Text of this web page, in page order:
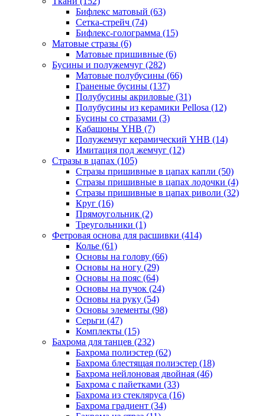
Бифлекс матовый (63)
Сетка-стрейч (74)
Бифлекс-голограмма (15)
Матовые стразы (6)
Матовые пришивные (6)
Бусины и полужемчуг (282)
Матовые полубусины (66)
Граненые бусины (137)
Полубусины акриловые (31)
Полубусины из керамики Pellosa (12)
Бусины со стразами (3)
Кабашоны YHB (7)
Полужемчуг керамический YHB (14)
Имитация под жемчуг (12)
Стразы в цапах (105)
Стразы пришивные в цапах капли (50)
Стразы пришивные в цапах лодочки (4)
Стразы пришивные в цапах риволи (32)
Круг (16)
Прямоугольник (2)
Треугольники (1)
Фетровая основа для расшивки (414)
Колье (61)
Основы на голову (66)
Основы на ногу (29)
Основы на пояс (64)
Основы на пучок (24)
Основы на руку (54)
Основы элементы (98)
Серьги (47)
Комплекты (15)
Бахрома для танцев (232)
Бахрома полиэстер (62)
Бахрома блестящая полиэстер (18)
Бахрома нейлоновая двойная (46)
Бахрома с пайетками (33)
Бахрома из стекляруса (16)
Бахрома градиент (34)